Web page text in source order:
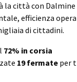
città con Dalmine
efficienza
di cittadini.
72% in corsia
19 fermateper